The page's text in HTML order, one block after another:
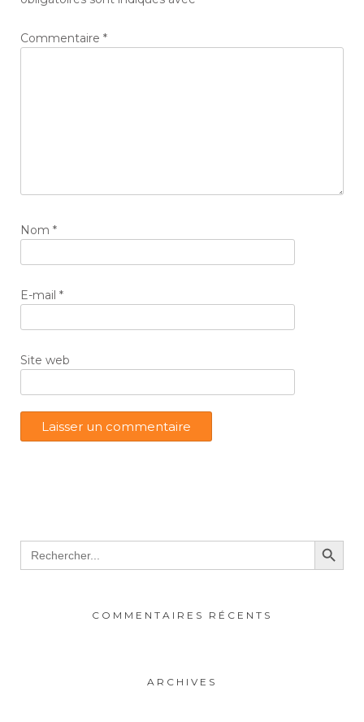
Commentaire *
Nom *
E-mail *
Site web
Search
for:
Search Button
COMMENTAIRES RÉCENTS
ARCHIVES